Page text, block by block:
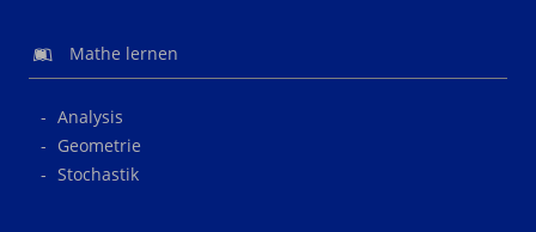
Mathe lernen
Analysis
Geometrie
Stochastik